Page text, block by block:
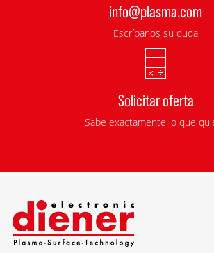
info@plasma.com
Escríbanos su duda
Solicitar oferta
Sabe exactamente lo que